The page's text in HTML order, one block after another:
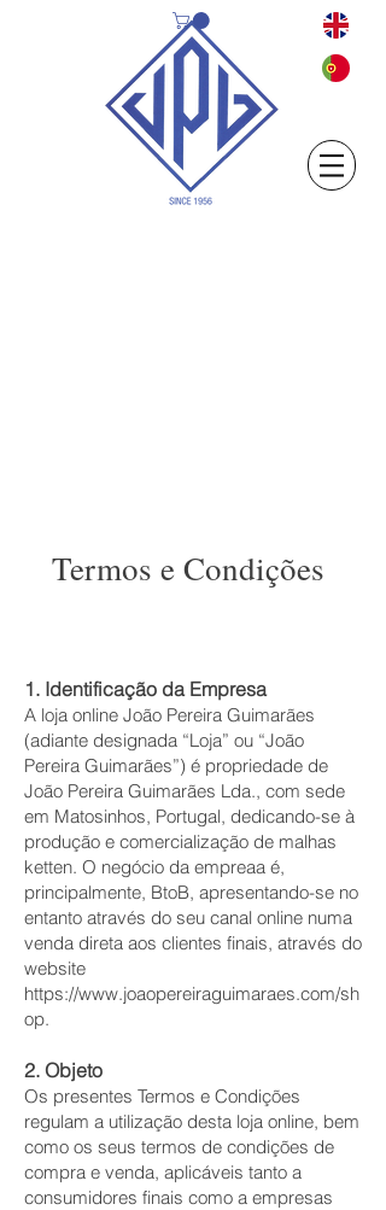
Termos e Condições
1. Identificação da Empresa
A loja online João Pereira Guimarães
(adiante designada “Loja” ou “João
Pereira Guimarães”) é propriedade de
João Pereira Guimarães Lda., com sede
em Matosinhos, Portugal, dedicando-se à
produção e comercialização de malhas
ketten. O negócio da empreaa é,
principalmente, BtoB, apresentando-se no
entanto através do seu canal online numa
venda direta aos clientes finais, através do
website
https://www.joaopereiraguimaraes.com/sh
op.
2. Objeto
Os presentes Termos e Condições
regulam a utilização desta loja online, bem
como os seus termos de condições de
compra e venda, aplicáveis tanto a
consumidores finais como a empresas